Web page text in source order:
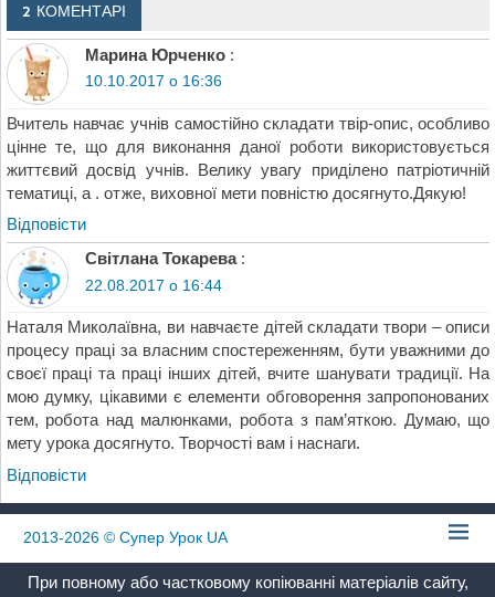
2 КОМЕНТАРІ
Марина Юрченко :
10.10.2017 о 16:36
Вчитель навчає учнів самостійно складати твір-опис, особливо
цінне те, що для виконання даної роботи використовується
життєвий досвід учнів. Велику увагу приділено патріотичній
тематиці, а . отже, виховної мети повністю досягнуто.Дякую!
Відповіcти
Світлана Токарева :
22.08.2017 о 16:44
Наталя Миколаївна, ви навчаєте дітей складати твори – описи
процесу праці за власним спостереженням, бути уважними до
своєї праці та праці інших дітей, вчите шанувати традиції. На
мою думку, цікавими є елементи обговорення запропонованих
тем, робота над малюнками, робота з пам’яткою. Думаю, що
мету урока досягнуто. Творчості вам і наснаги.
Відповіcти
2013-2026 © Супер Урок UA
При повному або частковому копіюванні матеріалів сайту,